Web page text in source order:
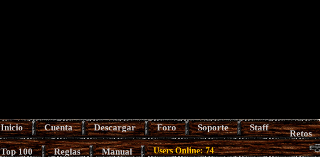
Inicio Cuenta Descargar Foro Soporte Staff
Retos
Top 100
Reglas Manual Users Online: 74